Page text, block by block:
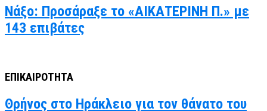
Νάξο: Προσάραξε το «ΑΙΚΑΤΕΡΙΝΗ Π.» με
143 επιβάτες
ΕΠΙΚΑΙΡΟΤΗΤΑ
Θρήνος στο Ηράκλειο για τον θάνατο του